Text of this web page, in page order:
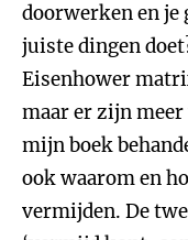
doorwerken en je
juiste dingen
Eisenhower
maar er zijn
mijn boek
ook waarom en
vermijden. De